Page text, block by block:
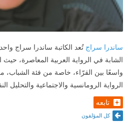
ساندرا سراج تُعد الكاتبة ساندرا سراج
الشابة في الرواية العربية المعاصرة،
واسعًا بين القرّاء، خاصة من فئة الشباب،
الرواية الرومانسية والاجتماعية والتحليل
تابعه
كل المؤلفون